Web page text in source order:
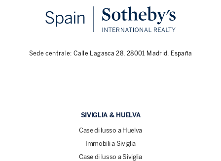
Sede centrale: Calle Lagasca 28, 28001 Madrid, España
SIVIGLIA & HUELVA
Case di lusso a Huelva
Immobili a Siviglia
Case di lusso a Siviglia